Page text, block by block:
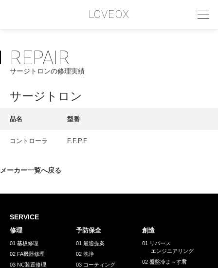
LOVEOX
PHILOSOPHY
フィロソフィー
COMPANY PROFILE
INTERVIEW
採用情報
GREEN CHALLENGE
環境への取り組み
REPAIR
サージトロンの修理実績
サージトロン
品名 型番
コントローラ F.F.P.F
メーカー一覧へ戻る
SERVICE
修理
01 基板修理
02 FA機器修理
03 NC装置修理
予防保全
01 最適提案
02 洗浄
03 コーティング
創造
01 リバース
エンジニアリング
02 盤盤冷ま～す君